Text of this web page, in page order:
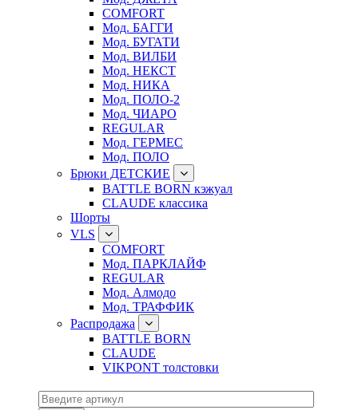
COMFORT
Мод. БАГГИ
Мод. БУГАТИ
Мод. ВИЛБИ
Мод. НЕКСТ
Мод. НИКА
Мод. ПОЛО-2
Мод. ЧИАРО
REGULAR
Мод. ГЕРМЕС
Мод. ПОЛО
Брюки ДЕТСКИЕ
BATTLE BORN кэжуал
CLAUDE классика
Шорты
VLS
COMFORT
Мод. ПАРКЛАЙФ
REGULAR
Мод. Алмодо
Мод. ТРАФФИК
Распродажа
BATTLE BORN
CLAUDE
VIKPONT толстовки